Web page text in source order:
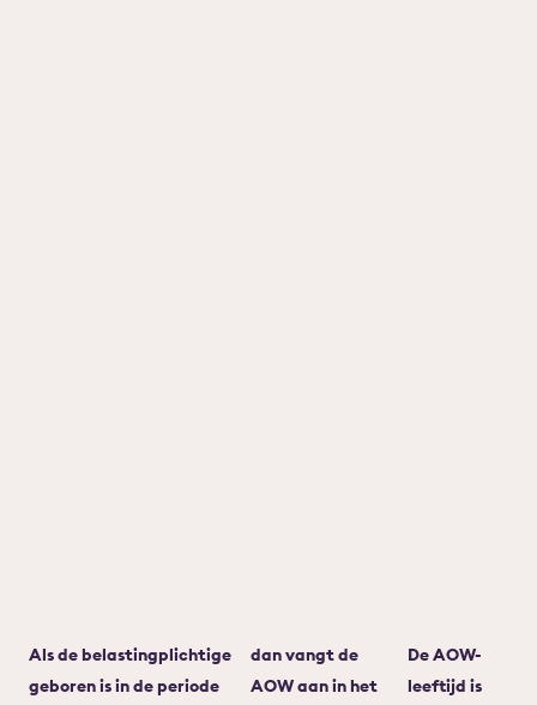
Als de belastingplichtige
geboren is in de periode
dan vangt de
AOW aan in het
De AOW-
leeftijd is